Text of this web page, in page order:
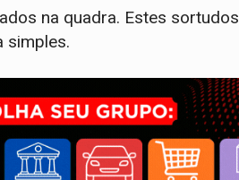
na quadra. Estes sortudos
simples.